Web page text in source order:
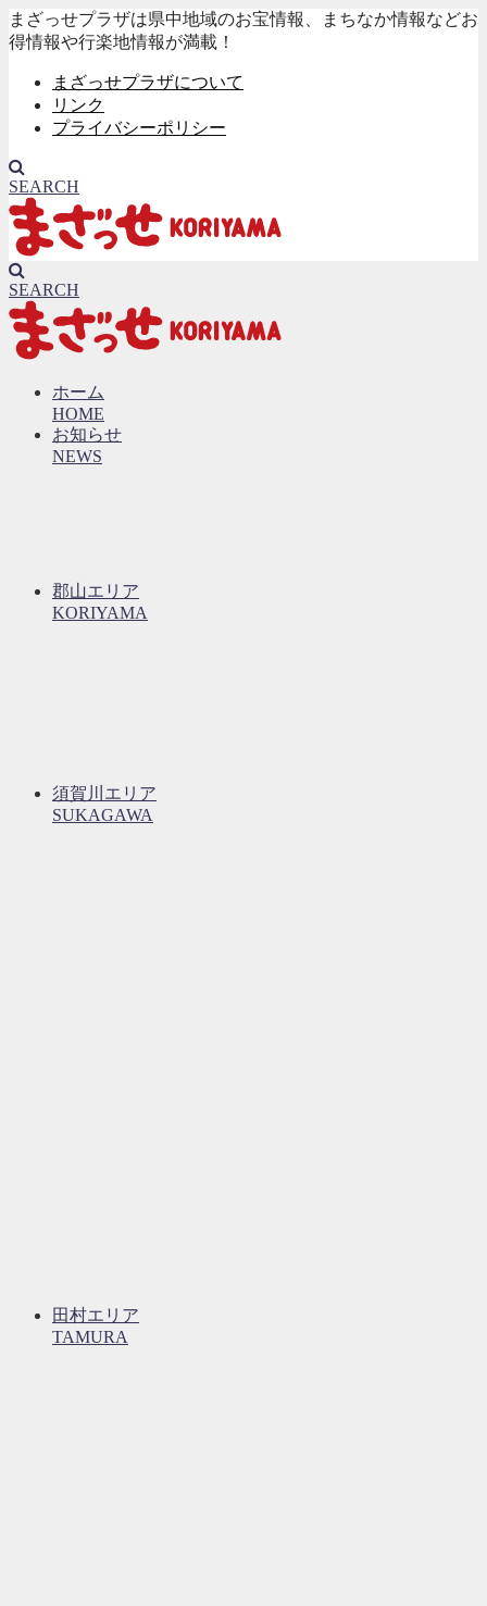
まざっせプラザは県中地域のお宝情報、まちなか情報などお
得情報や行楽地情報が満載！
まざっせプラザについて
リンク
プライバシーポリシー
SEARCH
SEARCH
ホーム
HOME
お知らせ
NEWS
郡山エリア
KORIYAMA
須賀川エリア
SUKAGAWA
田村エリア
TAMURA